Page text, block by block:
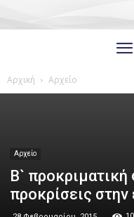
Αρχική Αρχείο
Αρχείο
Β`
προκρίσεις